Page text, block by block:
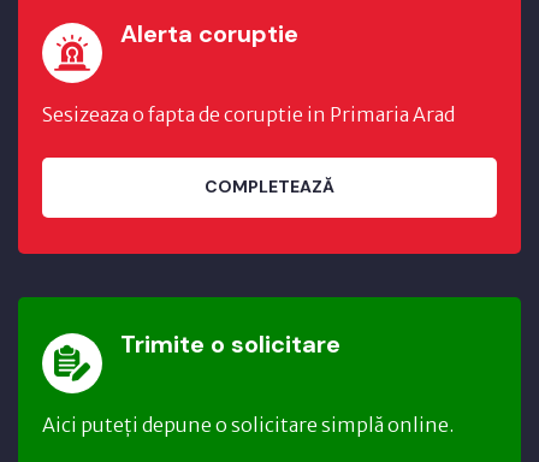
Alerta coruptie
Sesizeaza o fapta de coruptie in Primaria Arad
COMPLETEAZĂ
Trimite o solicitare
Aici puteți depune o solicitare simplă online.